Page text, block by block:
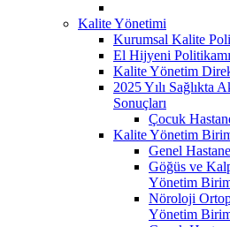
Kalite Yönetimi
Kurumsal Kalite
El Hijyeni
Kalite Yönetim
2025 Yılı Sağlıkta
Sonuçları
Çocuk
Kalite Yönetim
Genel
Göğüs ve
Yönetim
Nöroloji
Yönetim